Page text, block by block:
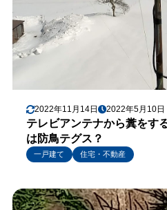
2022年11月14日 2022年5月10日
テレビアンテナから糞をす
は防鳥テグス？
一戸建て
住宅・不動産